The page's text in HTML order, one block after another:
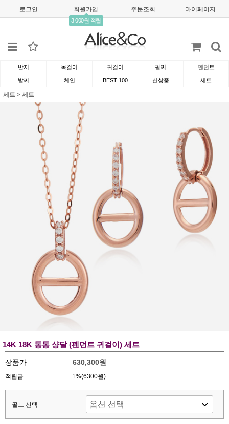
로그인 회원가입
3,000원 적립
주문조회 마이페이지
반지 목걸이 귀걸이 팔찌 펜던트
발찌 체인 BEST 100 신상품 세트
세트 > 세트
14K 18K 통통 샹달 (펜던트 귀걸이) 세트
상품가 630,300원
적립금 1%(6300원)
골드 선택